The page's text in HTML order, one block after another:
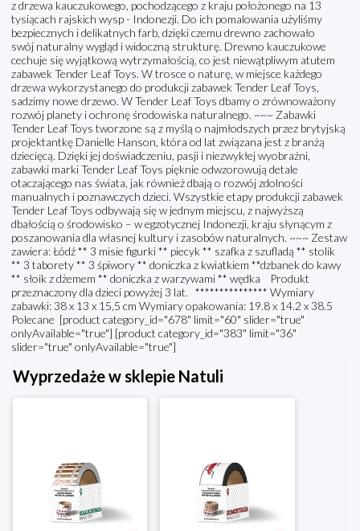
z drzewa kauczukowego, pochodzącego z kraju położonego na 13
tysiącach rajskich wysp - Indonezji. Do ich pomalowania użyliśmy
bezpiecznych i delikatnych farb, dzięki czemu drewno zachowało
swój naturalny wygląd i widoczną strukturę. Drewno kauczukowe
cechuje się wyjątkową wytrzymałością, co jest niewątpliwym atutem
zabawek Tender Leaf Toys. W trosce o naturę, w miejsce każdego
drzewa wykorzystanego do produkcji zabawek Tender Leaf Toys,
sadzimy nowe drzewo. W Tender Leaf Toys dbamy o zrównoważony
rozwój planety i ochronę środowiska naturalnego. ~~~ Zabawki
Tender Leaf Toys tworzone są z myślą o najmłodszych przez brytyjską
projektantkę Danielle Hanson, która od lat związana jest z branżą
dziecięcą. Dzięki jej doświadczeniu, pasji i niezwykłej wyobraźni,
zabawki marki Tender Leaf Toys pięknie odwzorowują detale
otaczającego nas świata, jak również dbają o rozwój zdolności
manualnych i poznawczych dzieci. Wszystkie etapy produkcji zabawek
Tender Leaf Toys odbywają się w jednym miejscu, z najwyższą
dbałością o środowisko – w egzotycznej Indonezji, kraju słynącym z
poszanowania dla własnej kultury i zasobów naturalnych. ~~~ Zestaw
zawiera: Łódź ** 3 misie figurki ** piecyk ** szafka z szufladą ** stolik
** 3 taborety ** 3 śpiwory ** doniczka z kwiatkiem **dzbanek do kawy
** słoik z dżemem ** doniczka z warzywami ** wędka Produkt
przeznaczony dla dzieci powyżej 3 lat. *************** Wymiary
zabawki: 38 x 13 x 15,5 cm Wymiary opakowania: 19.8 x 14.2 x 38.5
Polecane [product category_id="678" limit="60" slider="true"
onlyAvailable="true"] [product category_id="383" limit="36"
slider="true" onlyAvailable="true"]
Wyprzedaże w sklepie Natuli